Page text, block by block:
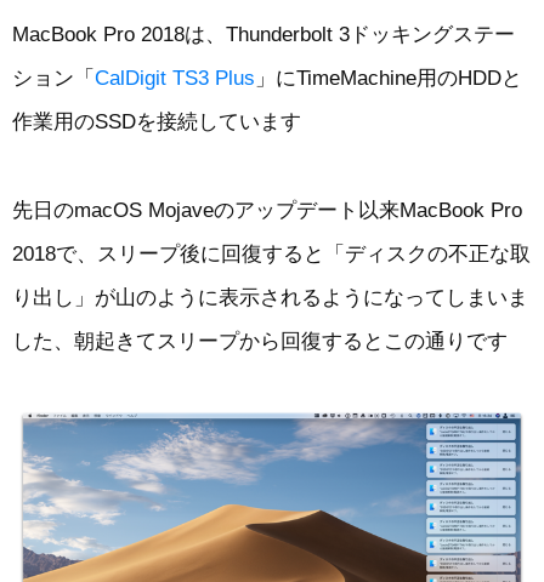
MacBook Pro 2018は、Thunderbolt 3ドッキングステー
ション「 CalDigit TS3 Plus 」にTimeMachine用のHDDと
作業用のSSDを接続しています
先日のmacOS Mojaveのアップデート以来MacBook Pro
2018で、スリープ後に回復すると「ディスクの不正な取
り出し」が山のように表示されるようになってしまいま
した、朝起きてスリープから回復するとこの通りです